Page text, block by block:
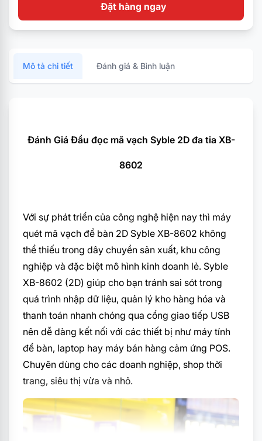
Đặt hàng ngay
Mô tả chi tiết Đánh giá & Bình luận
Đánh Giá Đầu đọc mã vạch Syble 2D đa tia XB-
8602
Với sự phát triển của công nghệ hiện nay thì máy
quét mã vạch để bàn 2D Syble XB-8602 không
thể thiếu trong dây chuyền sản xuất, khu công
nghiệp và đặc biệt mô hình kinh doanh lẻ. Syble
XB-8602 (2D) giúp cho bạn tránh sai sót trong
quá trình nhập dữ liệu, quản lý kho hàng hóa và
thanh toán nhanh chóng qua cổng giao tiếp USB
nên dễ dàng kết nối với các thiết bị như máy tính
để bàn, laptop hay máy bán hàng cảm ứng POS.
Chuyên dùng cho các doanh nghiệp, shop thời
trang, siêu thị vừa và nhỏ.